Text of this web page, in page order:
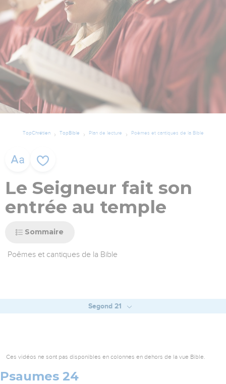
TopChrétien TopBible Plan de lecture Poèmes et cantiques de la Bible
Le Seigneur fait son
entrée au temple
Sommaire
Poêmes et cantiques de la Bible
Segond 21
Ces vidéos ne sont pas disponibles en colonnes en dehors de la vue Bible.
Psaumes 24